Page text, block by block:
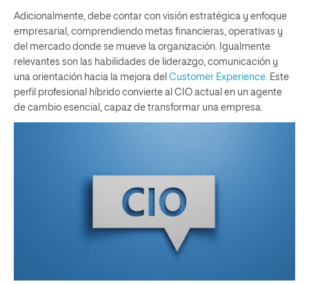
Adicionalmente, debe contar con visión estratégica y enfoque
empresarial, comprendiendo metas financieras, operativas y
del mercado donde se mueve la organización. Igualmente
relevantes son las habilidades de liderazgo, comunicación y
una orientación hacia la mejora del Customer Experience . Este
perfil profesional híbrido convierte al CIO actual en un agente
de cambio esencial, capaz de transformar una empresa.